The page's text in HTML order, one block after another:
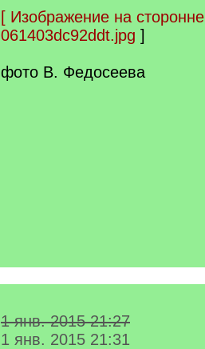
[ Изображение на
061403dc92ddt.jpg ]
фото В. Федосеева
1 янв. 2015 21:27
1 янв. 2015 21:31